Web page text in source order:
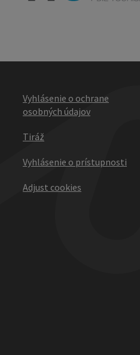
Vyhlásenie o ochrane
osobných údajov
Tiráž
Vyhlásenie o prístupnosti
Adjust cookies